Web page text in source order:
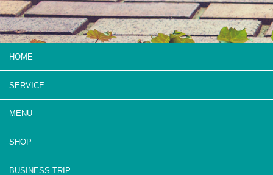
HOME
SERVICE
MENU
SHOP
BUSINESS TRIP